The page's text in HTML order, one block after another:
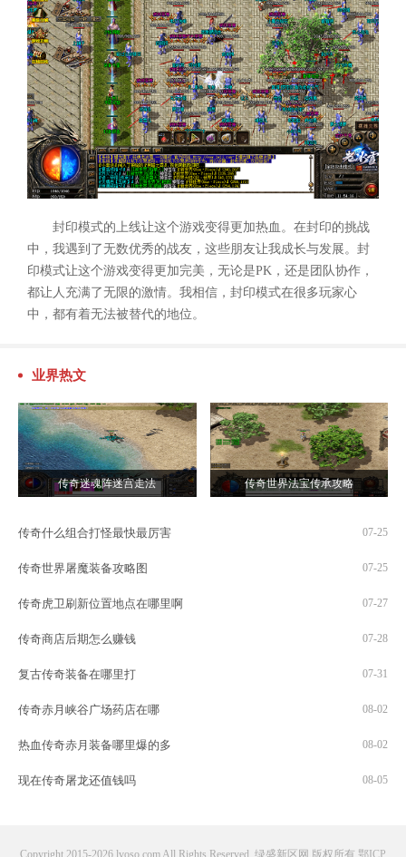
封印模式的上线让这个游戏变得更加热血。在封印的挑战
中，我遇到了无数优秀的战友，这些朋友让我成长与发展。封
印模式让这个游戏变得更加完美，无论是PK，还是团队协作，
都让人充满了无限的激情。我相信，封印模式在很多玩家心
中，都有着无法被替代的地位。
业界热文
传奇迷魂阵迷宫走法 传奇世界法宝传承攻略
传奇什么组合打怪最快最厉害 07-25
传奇世界屠魔装备攻略图 07-25
传奇虎卫刷新位置地点在哪里啊 07-27
传奇商店后期怎么赚钱 07-28
复古传奇装备在哪里打 07-31
传奇赤月峡谷广场药店在哪 08-02
热血传奇赤月装备哪里爆的多 08-02
现在传奇屠龙还值钱吗 08-05
Copyright 2015-2026 lvoso.com All Rights Reserved. 绿盛新区网 版权所有 鄂ICP